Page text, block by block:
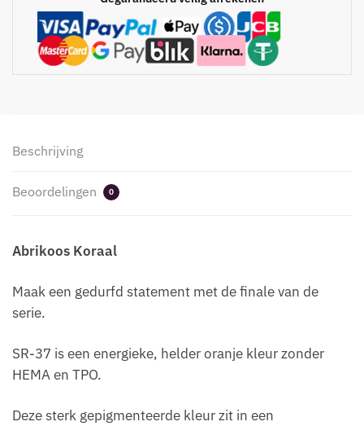
Beschrijving
Beoordelingen 0
Abrikoos Koraal
Maak een gedurfd statement met de finale van de
serie.
SR-37 is een energieke, helder oranje kleur zonder
HEMA en TPO.
Deze sterk gepigmenteerde kleur zit in een